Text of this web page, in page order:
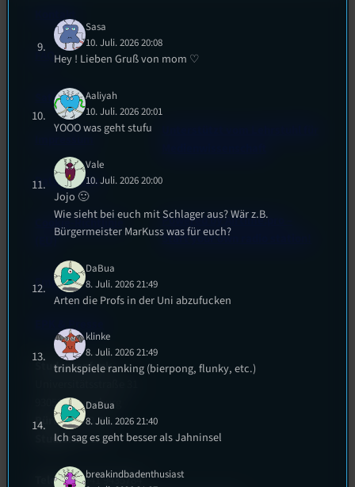
FAQ
Satzung
Datenschutz
Cookie-Richtlinie
(EU)
Empfang
Powered by Airtime.pro –
Start your own radio station!
Studentenfunk
93053 Regensburg
Büro:PT 4.0.73
Studio:SH 1.39
Telefon:0941 9435784
Sasa
10. Juli. 2026 20:08
Hey ! Lieben Gruß von mom ♡
Aaliyah
10. Juli. 2026 20:01
YOOO was geht stufu
Vale
10. Juli. 2026 20:00
Jojo 🙂
Wie sieht bei euch mit Schlager aus? Wär z.B.
Bürgermeister MarKuss was für euch?
DaBua
8. Juli. 2026 21:49
Arten die Profs in der Uni abzufucken
klinke
8. Juli. 2026 21:49
trinkspiele ranking (bierpong, flunky, etc.)
DaBua
8. Juli. 2026 21:40
Ich sag es geht besser als Jahninsel
breakindbadenthusiast